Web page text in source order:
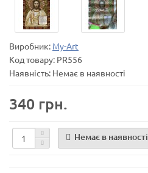
Виробник: My-Art
Код товару: PR556
Наявність: Немає в наявності
340 грн.
Немає в наявності